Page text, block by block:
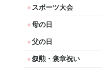
スポーツ大会
母の日
父の日
叙勲・褒章祝い